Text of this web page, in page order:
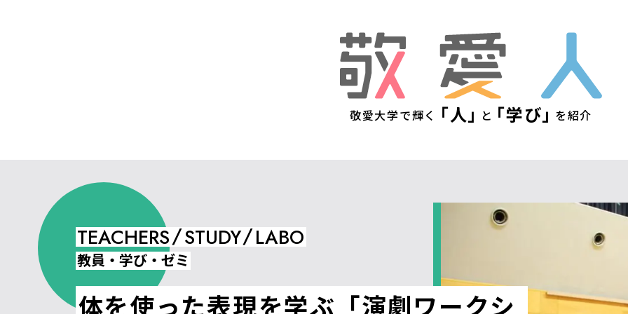
敬愛大学で輝く「人」と「学び」を紹介
TEACHERS/STUDY/LABO
教員・学び・ゼミ
体を使った表現を学ぶ「演劇ワークシ